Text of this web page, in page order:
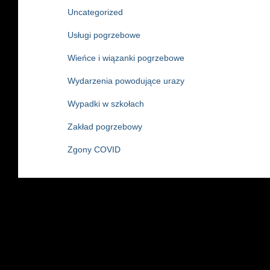
Uncategorized
Usługi pogrzebowe
Wieńce i wiązanki pogrzebowe
Wydarzenia powodujące urazy
Wypadki w szkołach
Zakład pogrzebowy
Zgony COVID